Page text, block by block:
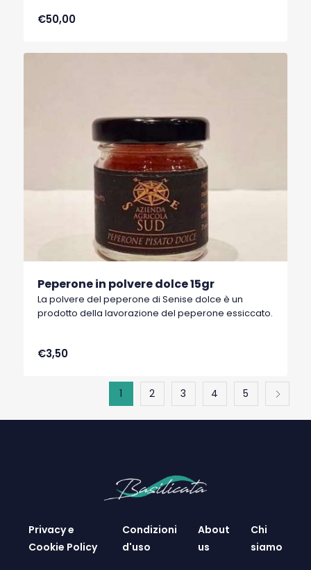
Protetta).
€50,00
Peperone in polvere dolce 15gr
La polvere del peperone di Senise dolce è un
prodotto della lavorazione del peperone essiccato.
€3,50
1 2 3 4 5
Privacy e
Cookie Policy
Condizioni
d'uso
About
us
Chi
siamo